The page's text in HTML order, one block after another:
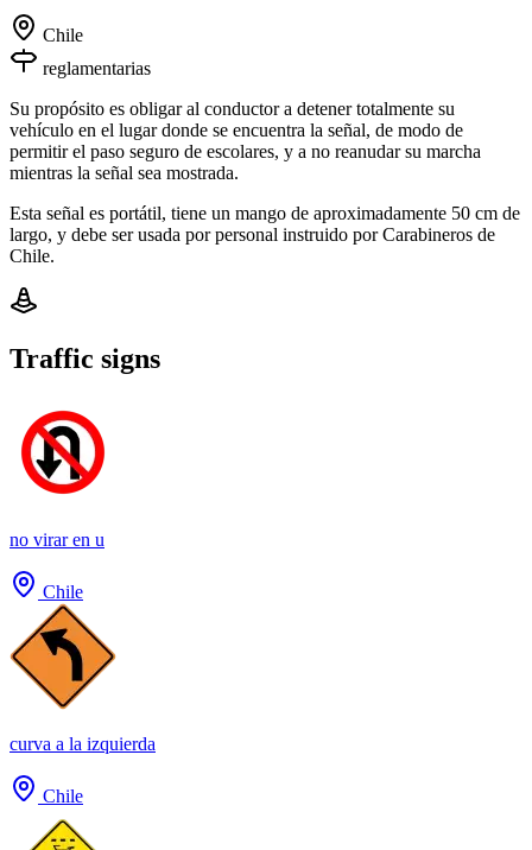
Chile
reglamentarias
Su propósito es obligar al conductor a detener totalmente su
vehículo en el lugar donde se encuentra la señal, de modo de
permitir el paso seguro de escolares, y a no reanudar su marcha
mientras la señal sea mostrada.
Esta señal es portátil, tiene un mango de aproximadamente 50 cm de
largo, y debe ser usada por personal instruido por Carabineros de
Chile.
Traffic signs
no virar en u
Chile
curva a la izquierda
Chile